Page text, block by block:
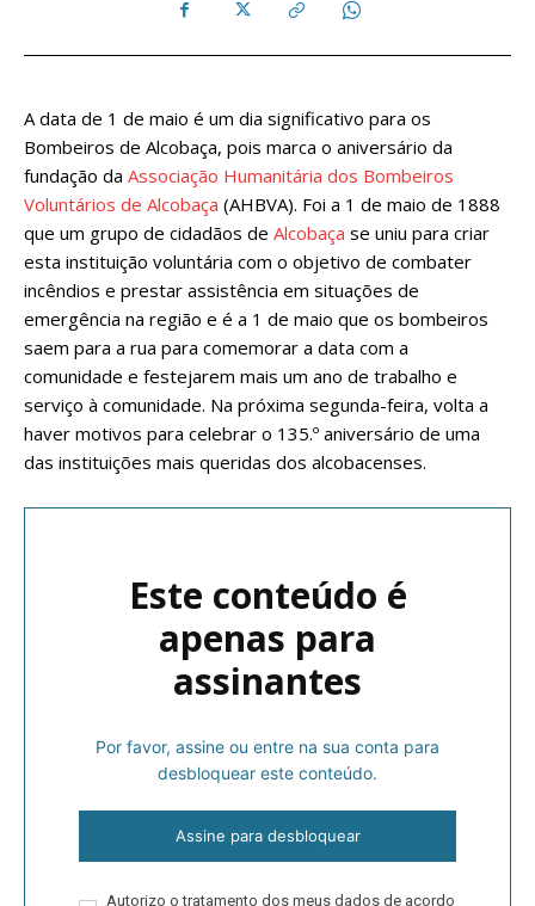
A data de 1 de maio é um dia significativo para os
Bombeiros de Alcobaça, pois marca o aniversário da
fundação da Associação Humanitária dos Bombeiros
Voluntários de Alcobaça (AHBVA). Foi a 1 de maio de 1888
que um grupo de cidadãos de Alcobaça se uniu para criar
esta instituição voluntária com o objetivo de combater
incêndios e prestar assistência em situações de
emergência na região e é a 1 de maio que os bombeiros
saem para a rua para comemorar a data com a
comunidade e festejarem mais um ano de trabalho e
serviço à comunidade. Na próxima segunda-feira, volta a
haver motivos para celebrar o 135.º aniversário de uma
das instituições mais queridas dos alcobacenses.
Este conteúdo é
apenas para
assinantes
Por favor, assine ou entre na sua conta para
desbloquear este conteúdo.
Assine para desbloquear
Autorizo o tratamento dos meus dados de acordo